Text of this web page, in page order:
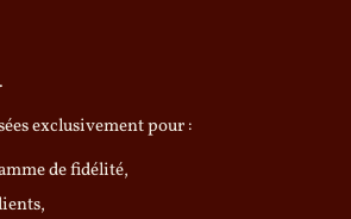
exclusivement pour :
de fidélité,